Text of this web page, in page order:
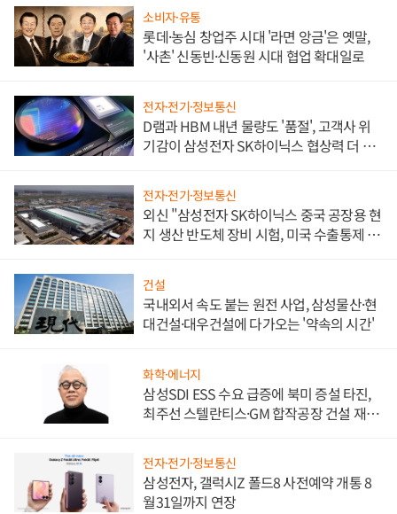
소비자·유통
롯데·농심 창업주 시대 '라면 앙금'은 옛말,
'사촌' 신동빈·신동원 시대 협업 확대일로
전자·전기·정보통신
D램과 HBM 내년 물량도 '품절', 고객사 위
기감이 삼성전자 SK하이닉스 협상력 더 키
전자·전기·정보통신
외신 "삼성전자 SK하이닉스 중국 공장용 현
지 생산 반도체 장비 시험, 미국 수출통제 대
건설
국내외서 속도 붙는 원전 사업, 삼성물산·현
대건설·대우건설에 다가오는 '약속의 시간'
화학·에너지
삼성SDI ESS 수요 급증에 북미 증설 타진,
최주선 스텔란티스·GM 합작공장 건설 재추
전자·전기·정보통신
삼성전자, 갤럭시Z 폴드8 사전예약 개통 8
월31일까지 연장